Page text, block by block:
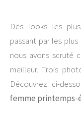
Des looks les
passant par les
nous avons scruté
meilleur. Trois
Découvrez ci-
femme printemps-